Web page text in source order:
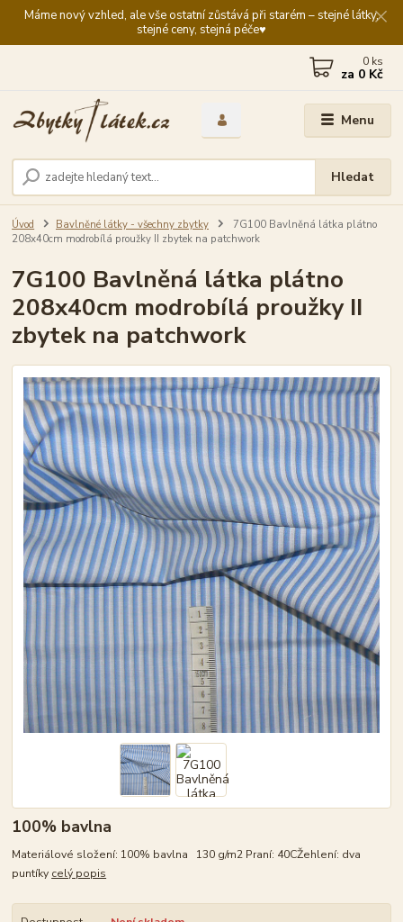
Máme nový vzhled, ale vše ostatní zůstává při starém – stejné látky,
stejné ceny, stejná péče♥️
Menu
Hledat
0 ks
za 0 Kč
Úvod Bavlněné látky - všechny zbytky
7G100 Bavlněná látka plátno
208x40cm modrobílá proužky II zbytek na patchwork
7G100 Bavlněná látka plátno
208x40cm modrobílá proužky II
zbytek na patchwork
100% bavlna
Materiálové složení: 100% bavlna 130 g/m2 Praní: 40CŽehlení: dva
puntíky celý popis